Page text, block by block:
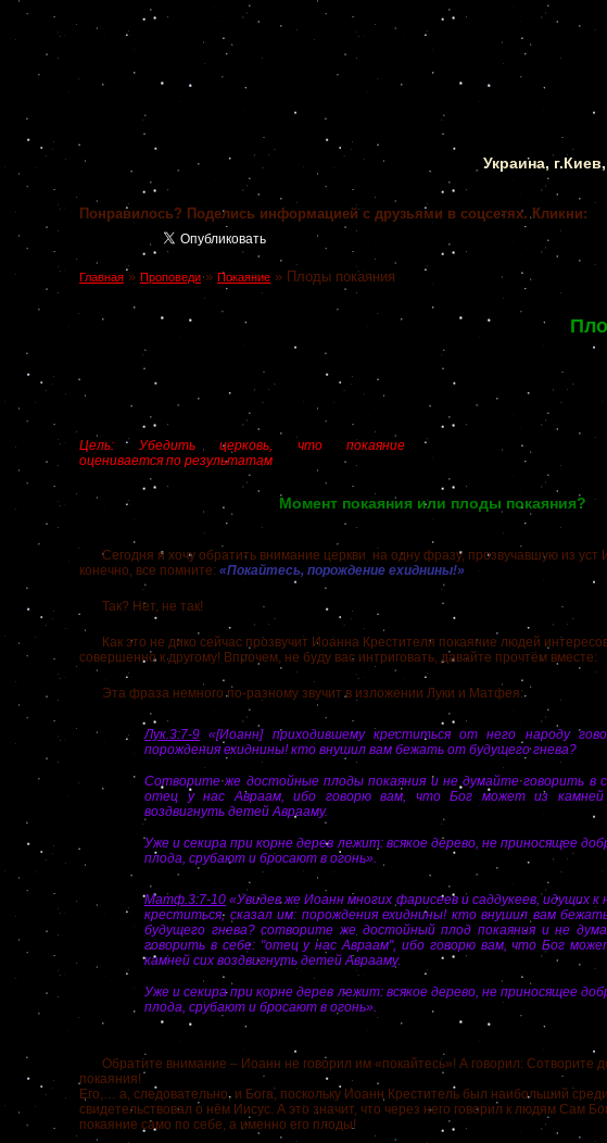
Украина,
Понравилось? Поделись информацией с друзьями в соцсетях. Кликни:
Главная » Проповеди» Покаяние » Плоды покаяния
Цель: Убедить церковь, что покаяние
оценивается по результатам
Момент покаяния или плоды покаяния?
Сегодня я хочу обратить внимание церкви на одну фразу, прозвучавшую из уст
конечно, все помните: «Покайтесь, порождение ехиднины!»
Так? Нет, не так!
Как это не дико сейчас прозвучит Иоанна Крестителя покаяние людей
совершенно к другому! Впрочем, не буду вас интриговать, давайте прочтём вместе:
Эта фраза немного по-разному звучит в изложении Луки и Матфея:
Лук.3:7-9 «[Иоанн] приходившему креститься от него народу
порождения ехиднины! кто внушил вам бежать от будущего гнева?
Сотворите же достойные плоды покаяния и не думайте говорить в
отец у нас Авраам, ибо говорю вам, что Бог может из камней
воздвигнуть детей Аврааму.
Уже и секира при корне дерев лежит: всякое дерево, не приносящее
плода, срубают и бросают в огонь».
Матф.3:7-10 «Увидев же Иоанн многих фарисеев и саддукеев, идущих к
креститься, сказал им: порождения ехиднины! кто внушил вам
будущего гнева? сотворите же достойный плод покаяния и не
говорить в себе: "отец у нас Авраам", ибо говорю вам, что Бог
камней сих воздвигнуть детей Аврааму.
Уже и секира при корне дерев лежит: всякое дерево, не приносящее
плода, срубают и бросают в огонь».
Обратите внимание – Иоанн не говорил им «покайтесь»! А говорил: Сотворите
покаяния!
Его,… а, следовательно, и Бога, поскольку Иоанн Креститель был наибольший
свидетельствовал о нём Иисус. А это значит, что через него говорил к людям Сам
покаяние само по себе, а именно его плоды!